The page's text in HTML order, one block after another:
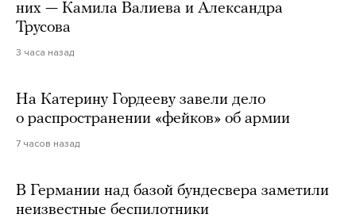
них — Камила Валиева и Александра
Трусова
3 часа назад
На Катерину Гордееву завели дело
о распространении «фейков» об армии
7 часов назад
В Германии над базой бундесвера заметили
неизвестные беспилотники